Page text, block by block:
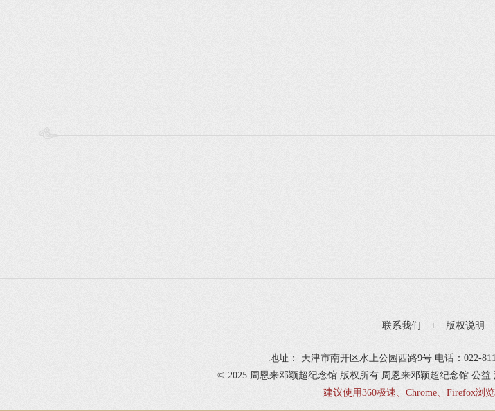
联系我们 版权说明
地址： 天津市南开区水上公园西路9号 电话：022-
© 2025 周恩来邓颖超纪念馆 版权所有 周恩来邓颖超纪念馆.公益
建议使用360极速、Chrome、Firefox浏